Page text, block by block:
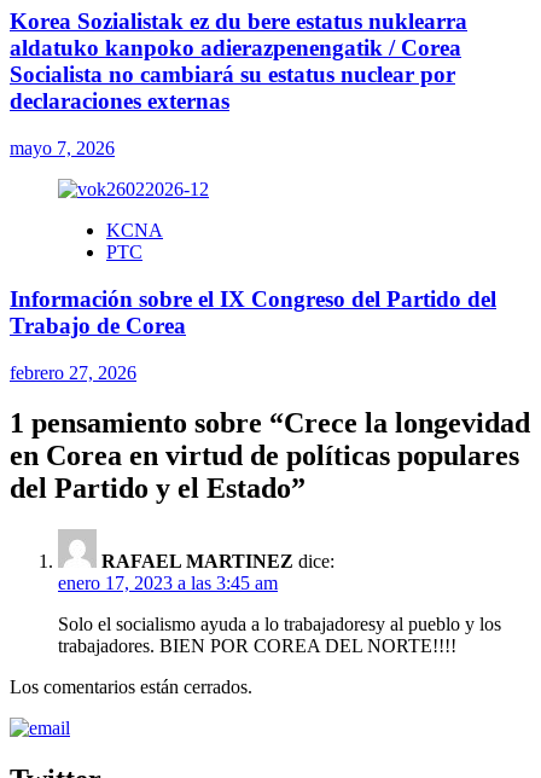
Korea Sozialistak ez du bere estatus nuklearra
aldatuko kanpoko adierazpenengatik / Corea
Socialista no cambiará su estatus nuclear por
declaraciones externas
mayo 7, 2026
KCNA
PTC
Información sobre el IX Congreso del Partido del
Trabajo de Corea
febrero 27, 2026
1 pensamiento sobre “Crece la longevidad
en Corea en virtud de políticas populares
del Partido y el Estado”
RAFAEL MARTINEZ dice:
enero 17, 2023 a las 3:45 am
Solo el socialismo ayuda a lo trabajadoresy al pueblo y los
trabajadores. BIEN POR COREA DEL NORTE!!!!
Los comentarios están cerrados.